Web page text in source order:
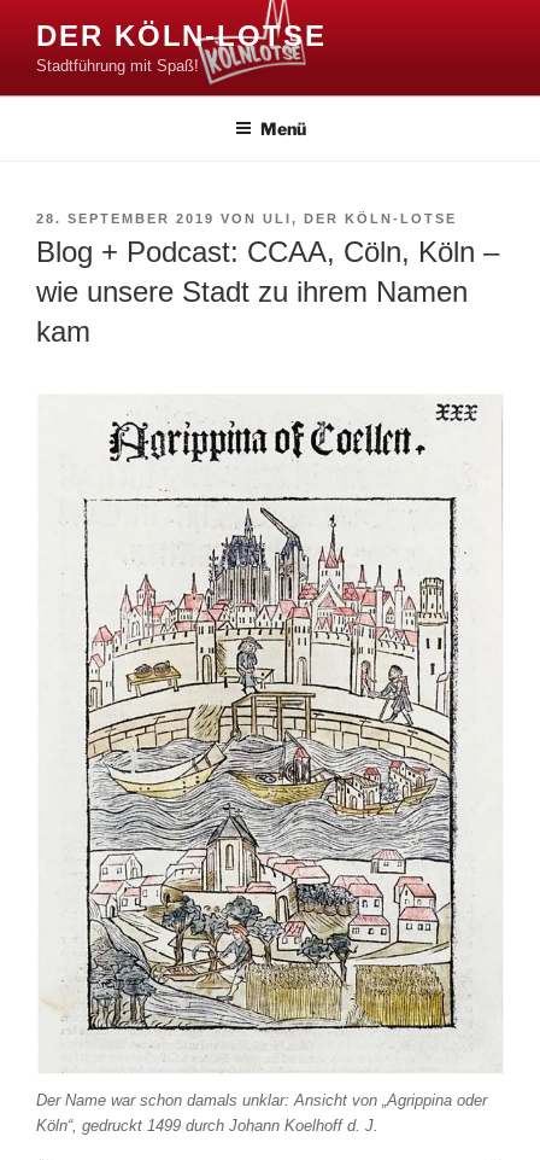
Inhalt
springen
DER KÖLN-LOTSE
Stadtführung mit Spaß!
Menü
VERÖFFENTLICHT
AM
28. SEPTEMBER 2019 VON ULI, DER KÖLN-LOTSE
Blog + Podcast: CCAA, Cöln, Köln –
wie unsere Stadt zu ihrem Namen
kam
Der Name war schon damals unklar: Ansicht von „Agrippina oder
Köln“, gedruckt 1499 durch Johann Koelhoff d. J.